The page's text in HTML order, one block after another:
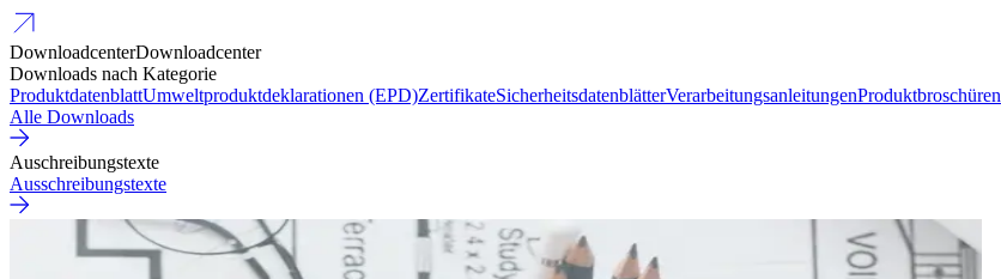
DownloadcenterDownloadcenter
Downloads nach Kategorie
ProduktdatenblattUmweltproduktdeklarationen (EPD)ZertifikateSicherheitsdatenblätterVerarbeitungsanleitungenProduktbroschüren
Alle Downloads
Auschreibungstexte
Ausschreibungstexte